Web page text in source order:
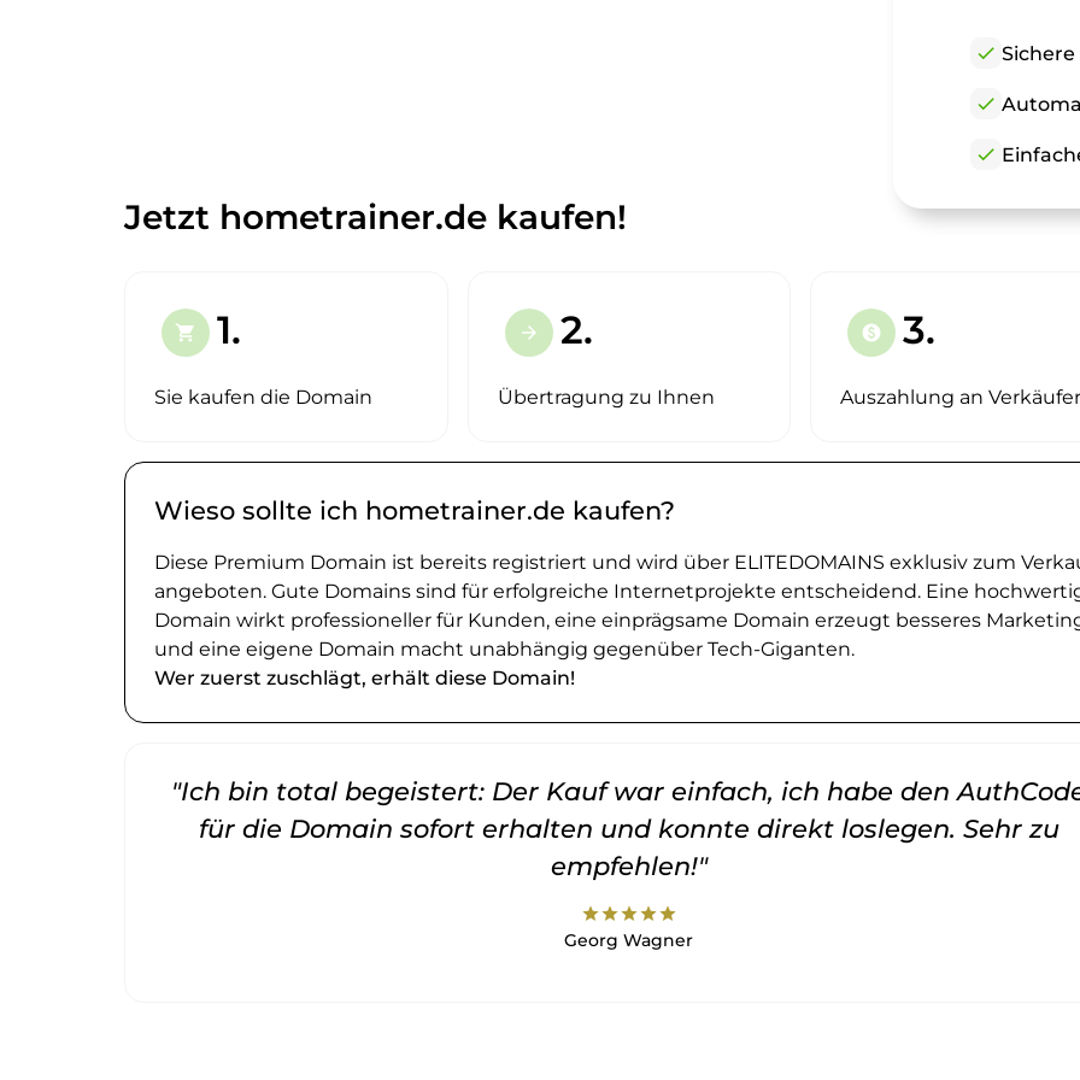
check
check
check
Jetzt hometrainer.de kaufen!
shopping_cart 1.
Sie kaufen die Domain
arrow_forward 2.
Übertragung zu Ihnen
paid 3.
Auszahlung an Verkäufer
Wieso sollte ich hometrainer.de kaufen?
Diese Premium Domain ist bereits registriert und wird über ELITEDOMAINS exklusiv zum
angeboten. Gute Domains sind für erfolgreiche Internetprojekte entscheidend. Eine
Domain wirkt professioneller für Kunden, eine einprägsame Domain erzeugt besseres
und eine eigene Domain macht unabhängig gegenüber Tech-Giganten.
Wer zuerst zuschlägt, erhält diese Domain!
"Ich bin total begeistert: Der Kauf war einfach, ich habe den
für die Domain sofort erhalten und konnte direkt loslegen. Sehr zu
empfehlen!"
starstarstarstarstar
Georg Wagner